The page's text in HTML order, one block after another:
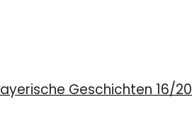
Geschichten 16/